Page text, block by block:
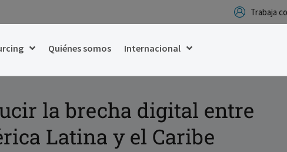
Trabaja
Quiénes somos Internacional
la brecha digital entre
Latina y el Caribe